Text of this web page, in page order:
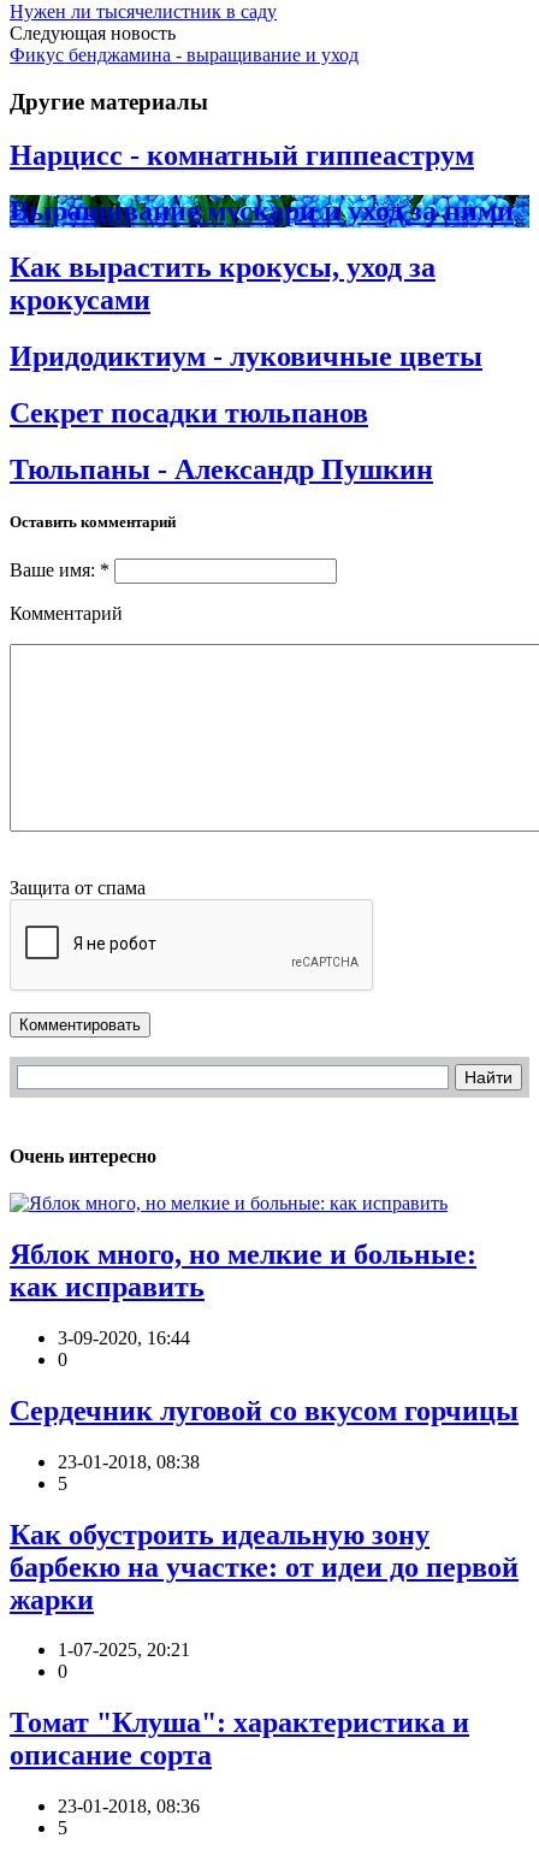
Нужен ли тысячелистник в саду
Следующая новость
Фикус бенджамина - выращивание и уход
Другие материалы
Нарцисс - комнатный гиппеаструм
Выращивание мускари и уход за ними
Как вырастить крокусы, уход за
крокусами
Иридодиктиум - луковичные цветы
Секрет посадки тюльпанов
Тюльпаны - Александр Пушкин
Оставить комментарий
Ваше имя: *
Комментарий
Защита от спама
Комментировать
Очень интересно
Яблок много, но мелкие и больные:
как исправить
3-09-2020, 16:44
0
Сердечник луговой со вкусом горчицы
23-01-2018, 08:38
5
Как обустроить идеальную зону
барбекю на участке: от идеи до первой
жарки
1-07-2025, 20:21
0
Томат "Клуша": характеристика и
описание сорта
23-01-2018, 08:36
5